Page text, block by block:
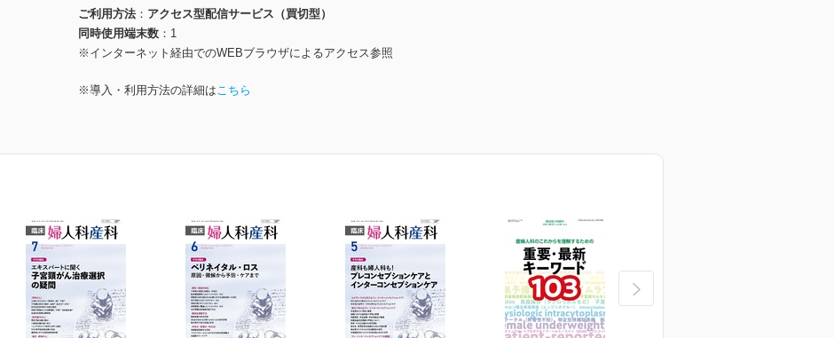
ご利用方法
アクセス型配信サービス（買切型）
同時使用端末数
1
※インターネット経由でのWEBブラウザによるアクセス参照
※導入・利用方法の詳細はこちら